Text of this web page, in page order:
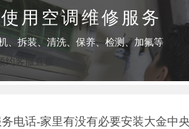
用空调维修服务
、拆装、清洗、保养、检测、加氟等
客服直拨：
电话-家里有没有必要安装大金中